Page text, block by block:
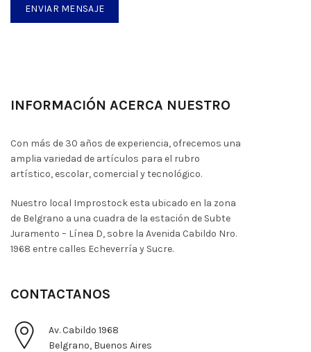
INFORMACIÓN ACERCA NUESTRO
Con más de 30 años de experiencia, ofrecemos una
amplia variedad de artículos para el rubro
artístico, escolar, comercial y tecnológico.
Nuestro local Improstock esta ubicado en la zona
de Belgrano a una cuadra de la estación de Subte
Juramento – Línea D, sobre la Avenida Cabildo Nro.
1968 entre calles Echeverría y Sucre.
CONTACTANOS
Av. Cabildo 1968
Belgrano, Buenos Aires